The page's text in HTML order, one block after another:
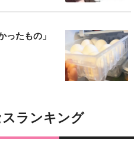
ったもの」
ランキング